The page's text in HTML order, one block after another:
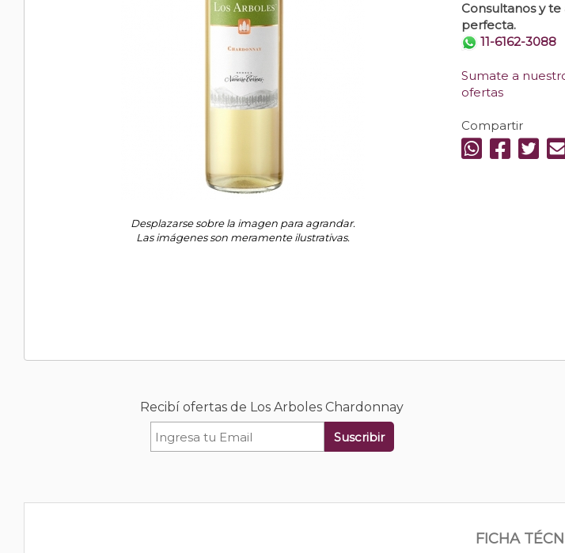
Desplazarse sobre la imagen para agrandar.
Las imágenes son meramente ilustrativas.
Consultanos y
perfecta.
11-6162-3088
Sumate a
ofertas
Compartir
Recibí ofertas de Los Arboles Chardonnay
Suscribir
FICHA